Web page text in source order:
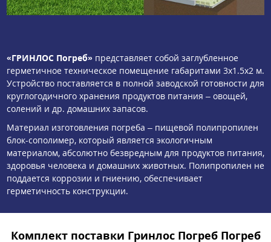
«ГРИНЛОС Погреб» представляет собой заглубленное
герметичное техническое помещение габаритами 3х1.5х2 м.
Устройство поставляется в полной заводской готовности для
круглогодичного хранения продуктов питания – овощей,
солений и др. домашних запасов.
Материал изготовления погреба – пищевой полипропилен
блок-сополимер, который является экологичным
материалом, абсолютно безвредным для продуктов питания,
здоровья человека и домашних животных. Полипропилен не
поддается коррозии и гниению, обеспечивает
герметичность конструкции.
Комплект поставки Гринлос Погреб Погреб